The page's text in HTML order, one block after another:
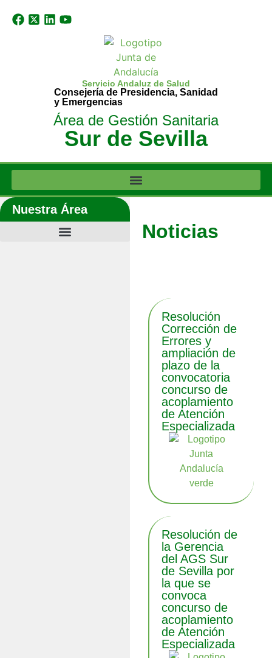
Servicio Andaluz de Salud
Consejería de Presidencia, Sanidad
y Emergencias
Área de Gestión Sanitaria
Sur de Sevilla
Nuestra Área
Noticias
Resolución
Corrección de
Errores y
ampliación de
plazo de la
convocatoria
concurso de
acoplamiento
de Atención
Especializada
Resolución de
la Gerencia
del AGS Sur
de Sevilla por
la que se
convoca
concurso de
acoplamiento
de Atención
Especializada